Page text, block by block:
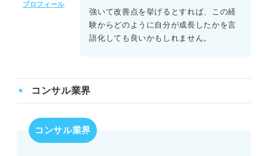
プロフィール
強いて改善点を挙げるとすれば、この経
験からどのように自分が成長したかを言
語化しても良いかもしれません。
コンサル業界
コンサル業界